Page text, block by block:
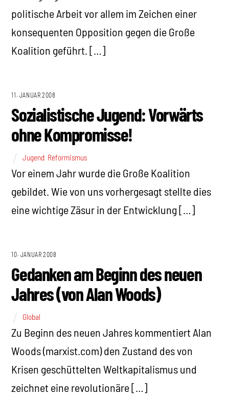
politische Arbeit vor allem im Zeichen einer
konsequenten Opposition gegen die Große
Koalition geführt. […]
11. JANUAR 2008
Sozialistische Jugend: Vorwärts
ohne Kompromisse!
Jugend Reformismus
Vor einem Jahr wurde die Große Koalition
gebildet. Wie von uns vorhergesagt stellte dies
eine wichtige Zäsur in der Entwicklung […]
10. JANUAR 2008
Gedanken am Beginn des neuen
Jahres (von Alan Woods)
Global
Zu Beginn des neuen Jahres kommentiert Alan
Woods (marxist.com) den Zustand des von
Krisen geschüttelten Weltkapitalismus und
zeichnet eine revolutionäre […]